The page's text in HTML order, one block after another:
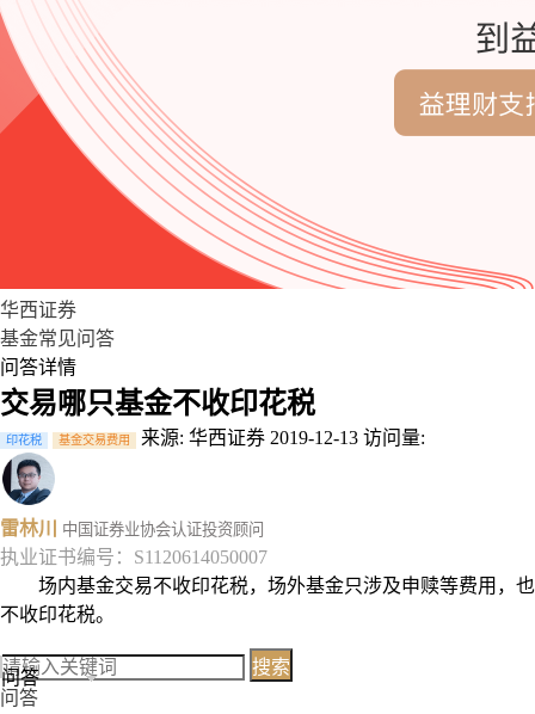
华西证券
基金常见问答
问答详情
交易哪只基金不收印花税
印花税 基金交易费用 来源: 华西证券 2019-12-13 访问量:
雷林川 中国证券业协会认证投资顾问
执业证书编号：S1120614050007
场内基金交易不收印花税，场外基金只涉及申赎等费用，也
不收印花税。
问答
搜索
问答